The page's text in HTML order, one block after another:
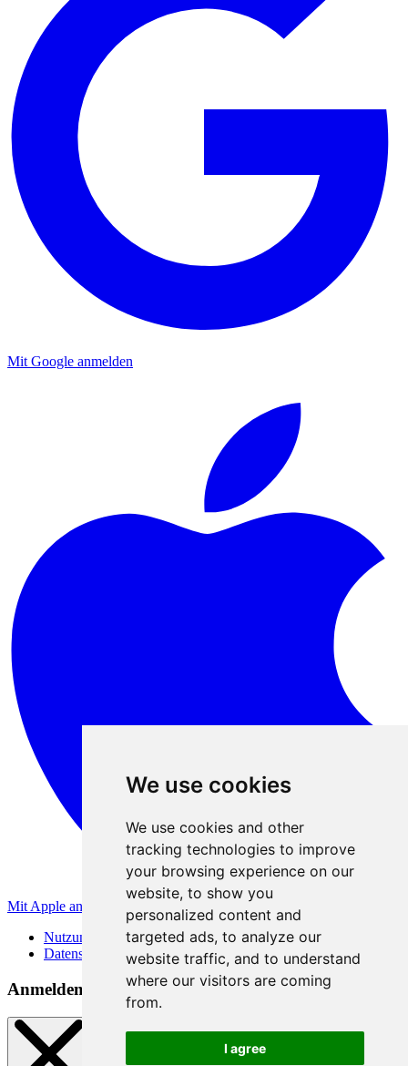
We use cookies
We use cookies and other
tracking technologies to improve
your browsing experience on our
website, to show you
personalized content and
targeted ads, to analyze our
website traffic, and to understand
where our visitors are coming
from.
I agree
Mit Google anmelden
Mit Apple anmelden
Nutzungsbedingungen
Datenschutzerklärung
Anmeldemethoden